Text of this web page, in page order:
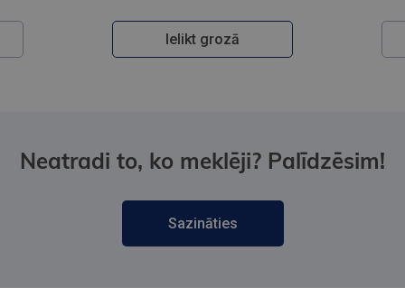
Ielikt grozā
Neatradi to, ko meklēji? Palīdzēsim!
Sazināties